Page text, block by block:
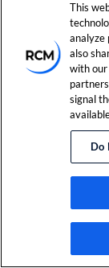
élèves et le
Notre
d'exercice
exigences
Prise
This
analyze
also
with our
signal
Do